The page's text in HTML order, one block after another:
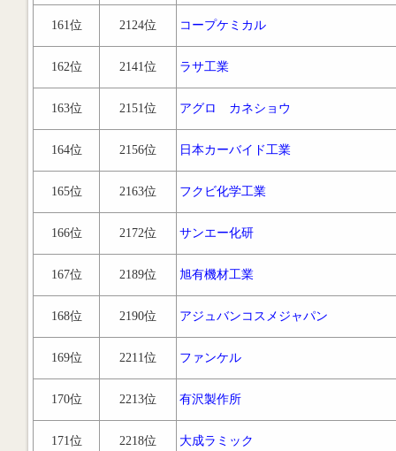
161位 2124位 コープケミカル
162位 2141位 ラサ工業
163位 2151位 アグロ カネショウ
164位 2156位 日本カーバイド工業
165位 2163位 フクビ化学工業
166位 2172位 サンエー化研
167位 2189位 旭有機材工業
168位 2190位 アジュバンコスメジャパン
169位 2211位 ファンケル
170位 2213位 有沢製作所
171位 2218位 大成ラミック